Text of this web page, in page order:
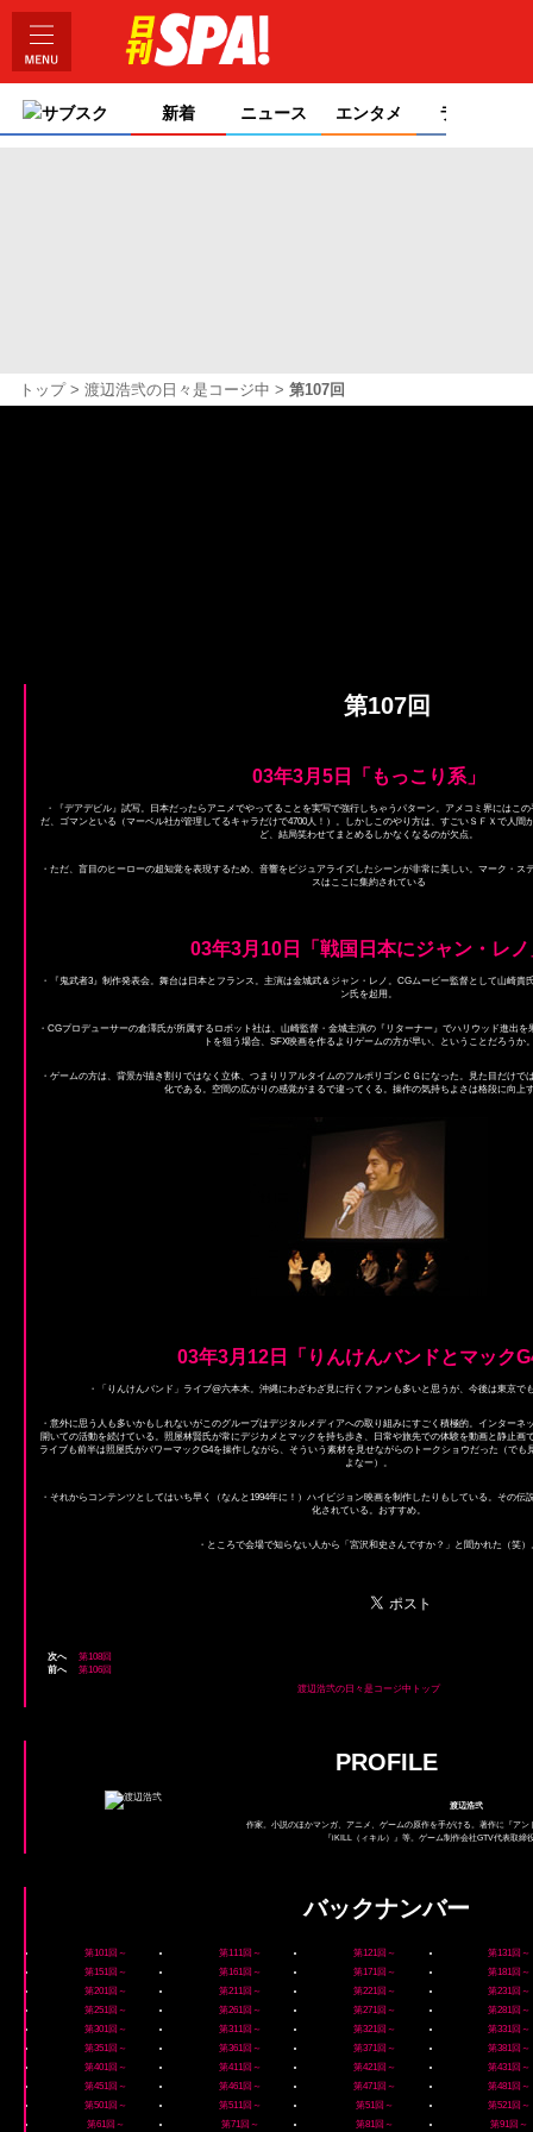
サブスク 新着 ニュース エンタメ ライフ
トップ 渡辺浩弐の日々是コージ中 第107回
第107回
03年3月5日「もっこり系」
・『デアデビル』試写。日本だったらアニメでやってることを実写で強行しちゃうパターン。アメコミ界にはこ
だ、ゴマンといる（マーベル社が管理してるキャラだけで4700人！）。しかしこのやり方は、すごいＳＦＸで人間
ど、結局笑わせてまとめるしかなくなるのが欠点。
・ただ、盲目のヒーローの超知覚を表現するため、音響をビジュアライズしたシーンが非常に美しい。マーク・ス
スはここに集約されている
03年3月10日「戦国日本にジャン・レノ
・『鬼武者3』制作発表会。舞台は日本とフランス。主演は金城武＆ジャン・レノ。CGムービー監督として山崎貴
ン氏を起用。
・CGプロデューサーの倉澤氏が所属するロボット社は、山崎監督・金城主演の『リターナー』でハリウッド進出
トを狙う場合、SFX映画を作るよりゲームの方が早い、ということだろうか
・ゲームの方は、背景が描き割りではなく立体、つまりリアルタイムのフルポリゴンＣＧになった。見た目だけで
化である。空間の広がりの感覚がまるで違ってくる。操作の気持ちよさは格段に向上
03年3月12日「りんけんバンドとマック
・「りんけんバンド」ライブ@六本木。沖縄にわざわざ見に行くファンも多いと思うが、今後は東京で
・意外に思う人も多いかもしれないがこのグループはデジタルメディアへの取り組みにすごく積極的。インターネ
開いての活動を続けている。照屋林賢氏が常にデジカメとマックを持ち歩き、日常や旅先での体験を動画と静止画
ライブも前半は照屋氏がパワーマックG4を操作しながら、そういう素材を見せながらのトークショウだった（でも
よなー）。
・それからコンテンツとしてはいち早く（なんと1994年に！）ハイビジョン映画を制作したりもしている。その伝
化されている。おすすめ。
・ところで会場で知らない人から「宮沢和史さんですか？」と聞かれた（笑）
次へ
第108回
前へ
第106回
渡辺浩弐の日々是コージ中トップ
PROFILE
渡辺浩弐
作家。小説のほかマンガ、アニメ、ゲームの原作を手がける。著作に『ア
『iKILL（ィキル）』等。ゲーム制作会社GTV代表取締
バックナンバー
第101回～ 第111回～ 第121回～
第131回～
第151回～
第161回～ 第171回～
第181回～
第201回～
第211回～ 第221回～
第231回～
第251回～
第261回～ 第271回～
第281回～
第301回～
第311回～ 第321回～
第331回～
第351回～
第361回～ 第371回～
第381回～
第401回～
第411回～ 第421回～
第431回～
第451回～
第461回～ 第471回～
第481回～
第501回～
第511回～ 第51回～
第521回～
第61回～
第71回～ 第81回～ 第91回～